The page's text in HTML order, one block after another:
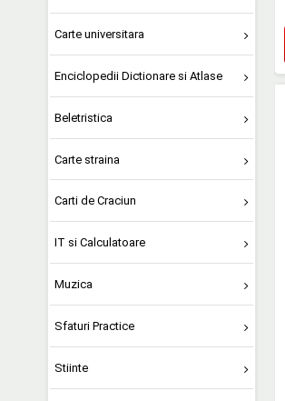
Carte universitara
Enciclopedii Dictionare si Atlase
Beletristica
Carte straina
Carti de Craciun
IT si Calculatoare
Muzica
Sfaturi Practice
Stiinte